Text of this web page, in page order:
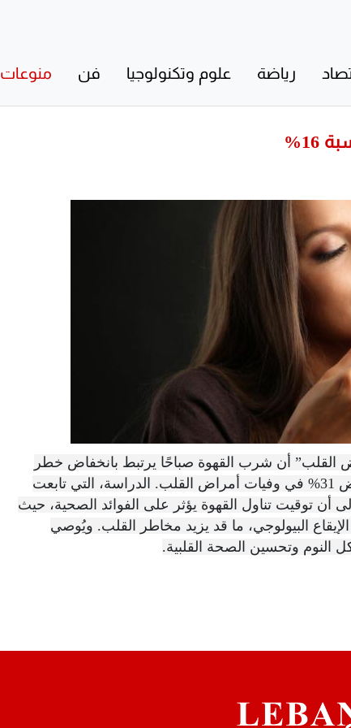
رياضة علوم وتكنولوجيا فن منوعات
القلب” أن شرب القهوة صباحًا يرتبط بانخفاض خطر
الوفاة بنسبة 16% مقارنة بمن لا يشربونها، وانخفاض 31% في وفيات أمراض القلب. الدراسة، التي تابعت
10 سنوات، أشارت إلى أن توقيت تناول القهوة يؤثر على الفوائد الصحية، حيث
البيولوجي، ما قد يزيد مخاطر القلب. ويُوصي
النوم وتحسين الصحة القلبية.